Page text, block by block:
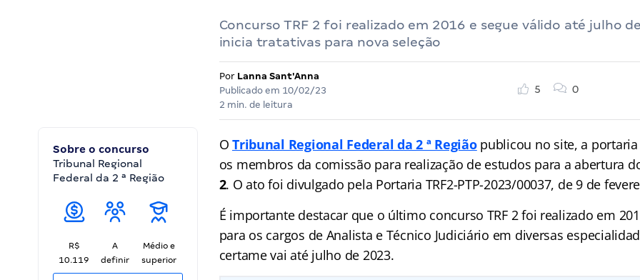
Concurso TRF 2 foi realizado em 2016 e segue válido até julho
inicia tratativas para nova seleção
Por Lanna Sant'Anna
Publicado em 10/02/23
2 min. de leitura
5 0
Sobre o concurso
Tribunal Regional
Federal da 2 ª Região
R$
10.119
A
definir
Médio e
superior
OTribunal Regional Federal da 2 ª Região publicou no site, a
os membros da comissão para realização de estudos para a abertura
2. O ato foi divulgado pela Portaria TRF2-PTP-2023/00037, de 9 de
É importante destacar que o último concurso TRF 2 foi realizado em
para os cargos de Analista e Técnico Judiciário em diversas
certame vai até julho de 2023.